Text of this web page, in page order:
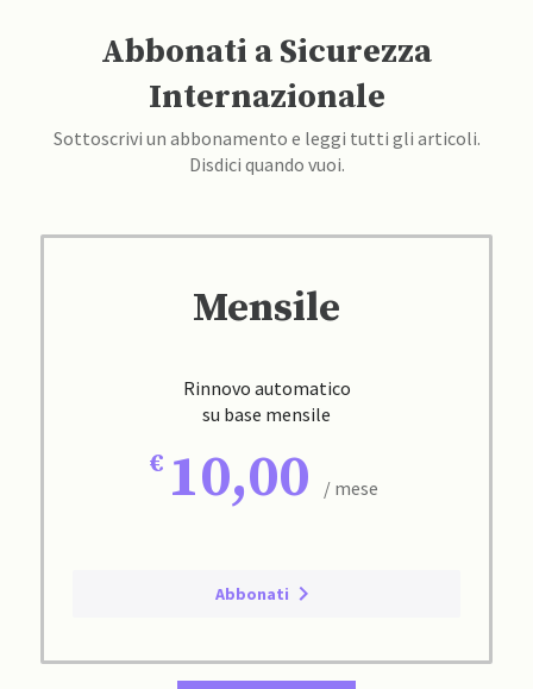
Abbonati a Sicurezza
Internazionale
Sottoscrivi un abbonamento e leggi tutti gli articoli.
Disdici quando vuoi.
Mensile
Rinnovo automatico
su base mensile
10,00 / mese
Abbonati